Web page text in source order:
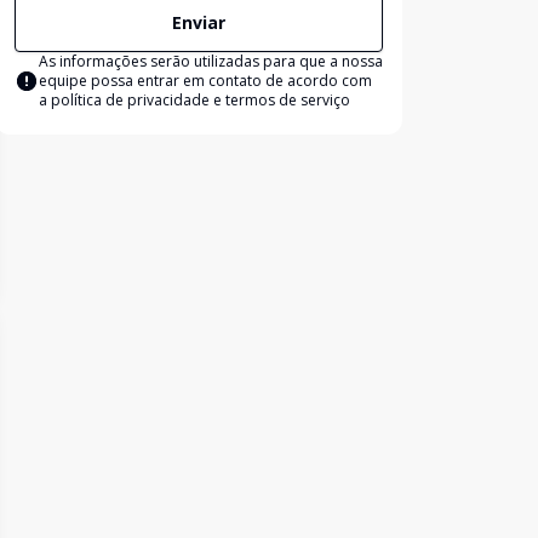
Enviar
As informações serão utilizadas para que a nossa
equipe possa entrar em contato de acordo com
a política de privacidade e termos de serviço